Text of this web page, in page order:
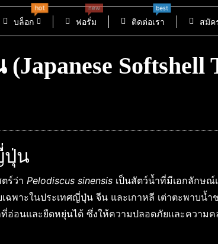
บล็อก
hot
ฟอรั่ม
new
ติดต่อเรา
best
สมัค
Softshell
ปุ่น
ร์ว่า Pelodiscus sinensis เป็นสัตว์น้ำที่มีเอกลักษณ์
ฉพาะในประเทศญี่ปุ่น จีน และเกาหลี เต่าตะพาบน้
อ่อนและยืดหยุ่นได้ ซึ่งให้ความปลอดภัยและความค